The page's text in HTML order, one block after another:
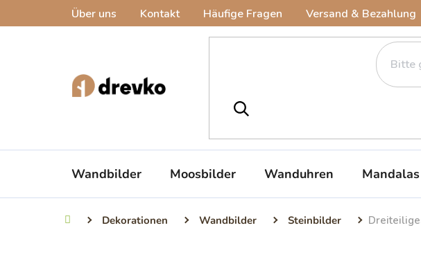
Über uns Kontakt Häufige Fragen Versand & Bezahlung
Wandbilder Moosbilder Wanduhren Mandalas
StartseiteDekorationen Wandbilder Steinbilder